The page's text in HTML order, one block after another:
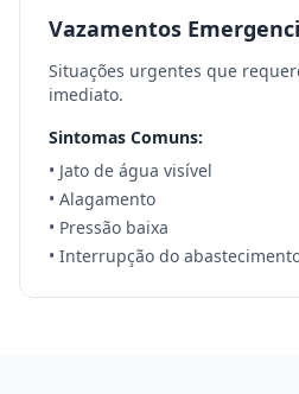
Vazamentos
Situações urgentes que
imediato.
Sintomas Comuns:
• Jato de água visível
• Alagamento
• Pressão baixa
• Interrupção do